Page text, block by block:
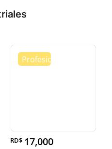
RD$ 17,000